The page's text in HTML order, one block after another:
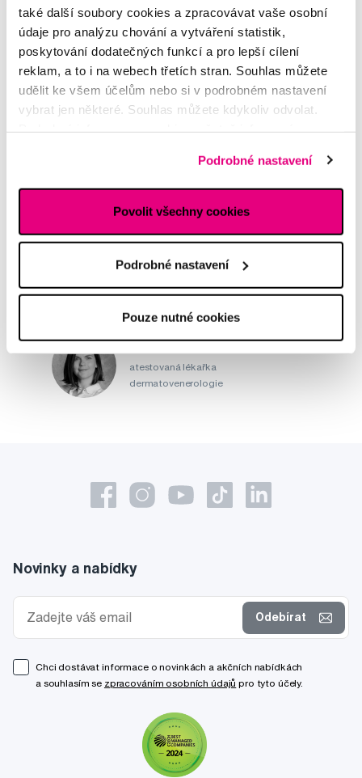
také další soubory cookies a zpracovávat vaše osobní
údaje pro analýzu chování a vytváření statistik,
poskytování dodatečných funkcí a pro lepší cílení
reklam, a to i na webech třetích stran. Souhlas můžete
udělit ke všem účelům nebo si v podrobném nastavení
vybrat jen některé. Souhlas můžete kdykoliv odvolat.
Podrobné nastavení
Povolit všechny cookies
Podrobné nastavení
Pouze nutné cookies
Potřebujete poradit?
Napište našim odborníkům
MDDr. Tomáš Pražák
Odborná zubní konzultace –
Alena Růžičková
odborná konzultace dětského
atestovaná lékařka
dermatovenerologie
Novinky a nabídky
Odebírat
Chci dostávat informace o novinkách a akčních nabídkách
a souhlasím se zpracováním osobních údajů pro tyto účely.